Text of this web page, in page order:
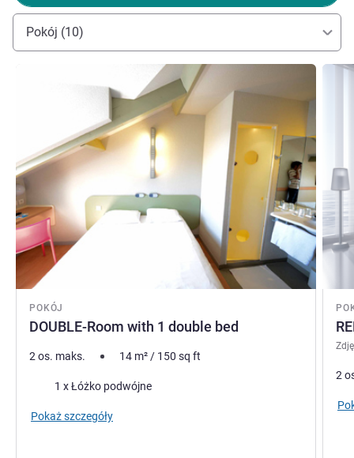
Pokój (10)
POKÓJ
DOUBLE-Room with 1 double bed
2 os. maks. 14 m²/ 150 sq ft
Pościel1 x Łóżko podwójne
Pokaż szczegóły
Pokaż
2